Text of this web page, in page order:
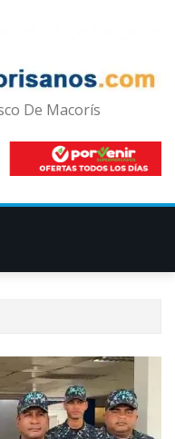
De Macorís